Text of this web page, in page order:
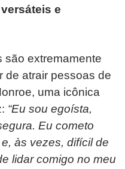
e
são extremamente
de atrair pessoas de
uma icônica
“Eu sou egoísta,
Eu cometo
às vezes, difícil de
lidar comigo no meu